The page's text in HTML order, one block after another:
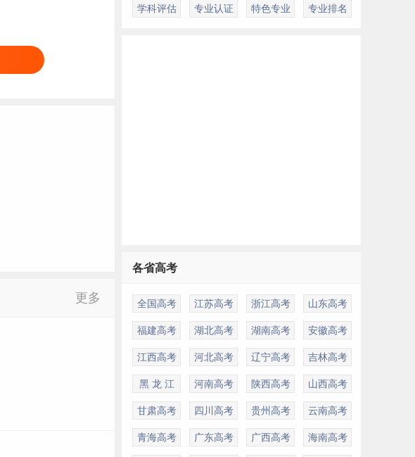
更多
学科评估 专业认证 特色专业 专业排名
各省高考
全国高考 江苏高考 浙江高考 山东高考
福建高考 湖北高考 湖南高考 安徽高考
江西高考 河北高考 辽宁高考 吉林高考
黑 龙 江 河南高考 陕西高考 山西高考
甘肃高考 四川高考 贵州高考 云南高考
青海高考 广东高考 广西高考 海南高考